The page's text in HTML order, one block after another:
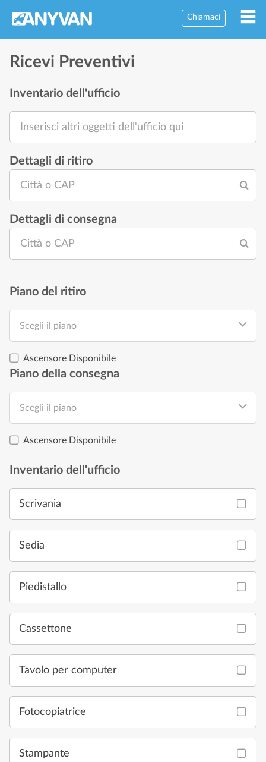
Chiamaci
Ricevi Preventivi
Inventario dell'ufficio
Inserisci altri oggetti dell'ufficio qui
Dettagli di ritiro
Città o CAP
Dettagli di consegna
Città o CAP
Piano del ritiro
Scegli il piano
Ascensore Disponibile
Piano della consegna
Scegli il piano
Ascensore Disponibile
Inventario dell'ufficio
Scrivania
Sedia
Piedistallo
Cassettone
Tavolo per computer
Fotocopiatrice
Stampante